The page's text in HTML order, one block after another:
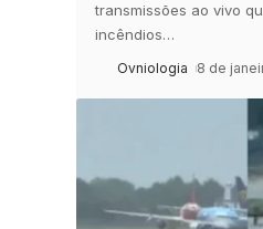
transmissões ao vivo
incêndios…
Ovniologia 8 de